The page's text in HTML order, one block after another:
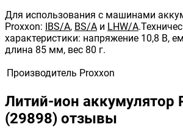
Для использования с машинами
Proxxon: IBS/A, BS/A и LHW/A
характеристики: напряжение 10,8 В,
длина 85 мм, вес 80 г.
Производитель Proxxon
Литий-ион аккумулятор
(29898) отзывы